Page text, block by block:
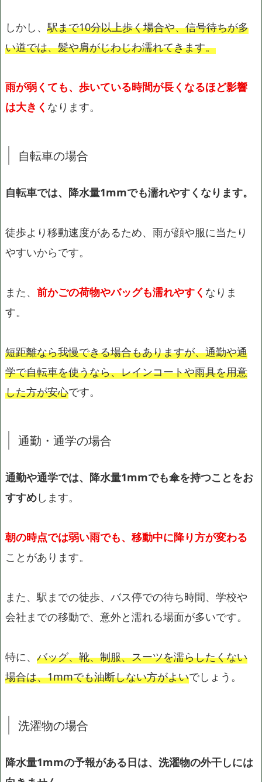
しかし、 駅まで10分以上歩く場合や、信号待ちが多
い道では、髪や肩がじわじわ濡れてきます。
雨が弱くても、歩いている時間が長くなるほど影響
は大きく なります。
自転車の場合
自転車では、降水量1mmでも濡れやすくなります。
徒歩より移動速度があるため、雨が顔や服に当たり
やすいからです。
また、 前かごの荷物やバッグも濡れやすく なりま
す。
短距離なら我慢できる場合もありますが、通勤や通
学で自転車を使うなら、レインコートや雨具を用意
した方が安心です。
通勤・通学の場合
通勤や通学では、降水量1mmでも傘を持つことをお
すすめします。
朝の時点では弱い雨でも、移動中に降り方が変わる
ことがあります。
また、駅までの徒歩、バス停での待ち時間、学校や
会社までの移動で、意外と濡れる場面が多いです。
特に、 バッグ、靴、制服、スーツを濡らしたくない
場合は、1mmでも油断しない方がよいでしょう。
洗濯物の場合
降水量1mmの予報がある日は、洗濯物の外干しには